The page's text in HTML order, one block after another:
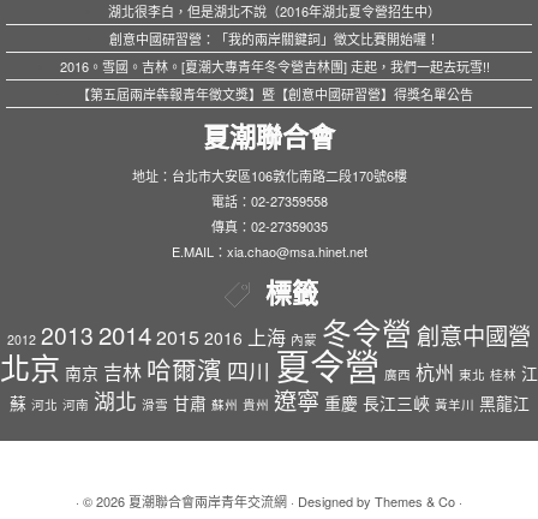
湖北很李白，但是湖北不說（2016年湖北夏令營招生中）
創意中國研習營：「我的兩岸關鍵詞」徵文比賽開始囉！
2016。雪國。吉林。[夏潮大專青年冬令營吉林團] 走起，我們一起去玩雪!!
【第五屆兩岸犇報青年徵文獎】暨【創意中國研習營】得獎名單公告
夏潮聯合會
地址：台北市大安區106敦化南路二段170號6樓
電話：02-27359558
傳真：02-27359035
E.MAIL：xia.chao@msa.hinet.net
標籤
2012 201320142015 2016 上海 內蒙 冬令營 創意中國營
北京 南京 吉林 哈爾濱 四川 夏令營 廣西 杭州 東北 桂林 江
蘇 河北 河南 湖北 滑雪 甘肅 蘇州 貴州 遼寧 重慶 長江三峽 黃羊川 黑龍江
· © 2026 夏潮聯合會兩岸青年交流網 · Designed by Themes & Co ·